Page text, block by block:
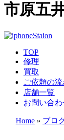
市原五
TOP
修理
買取
ご依頼の
店舗一覧
お問い合わ
Home » ブロ